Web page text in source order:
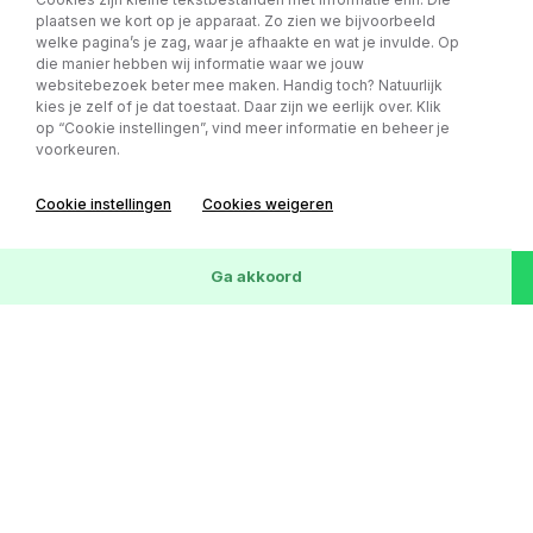
156.218 km 12-09-2016 SUV Marge
plaatsen we kort op je apparaat. Zo zien we bijvoorbeeld
welke pagina’s je zag, waar je afhaakte en wat je invulde. Op
die manier hebben wij informatie waar we jouw
websitebezoek beter mee maken. Handig toch? Natuurlijk
kies je zelf of je dat toestaat. Daar zijn we eerlijk over. Klik
op “Cookie instellingen”, vind meer informatie en beheer je
voorkeuren.
Cookie instellingen Cookies weigeren
Ga akkoord